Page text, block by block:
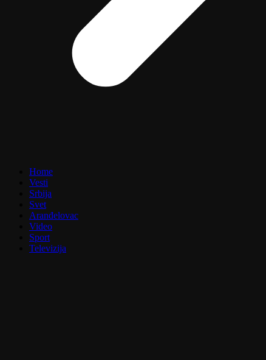
Home
Vesti
Srbija
Svet
Aranđelovac
Video
Sport
Televizija